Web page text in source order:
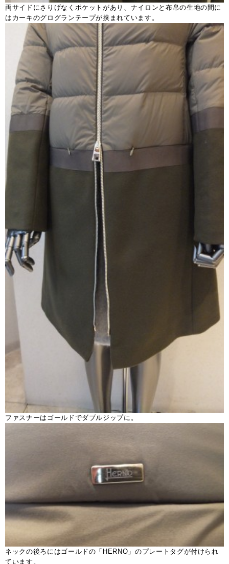
両サイドにさりげなくポケットがあり、ナイロンと布帛の生地の間に
はカーキのグログランテープが挟まれています。
ファスナーはゴールドでダブルジップに。
ネックの後ろにはゴールドの「HERNO」のプレートタグが付けられ
ています。